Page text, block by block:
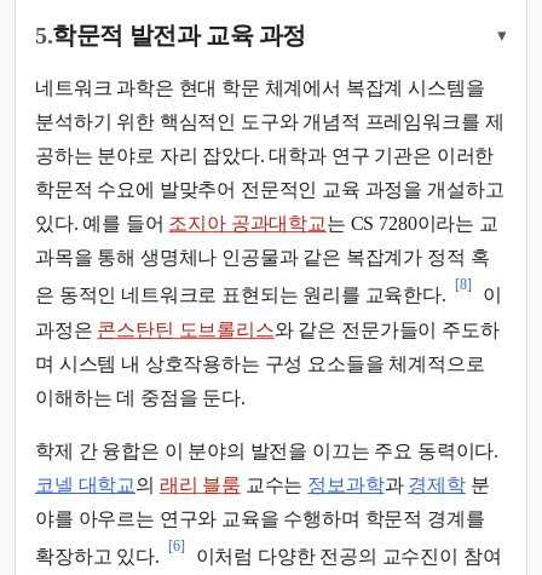
5.학문적 발전과 교육 과정 ▾
네트워크 과학은 현대 학문 체계에서 복잡계 시스템을
분석하기 위한 핵심적인 도구와 개념적 프레임워크를 제
공하는 분야로 자리 잡았다. 대학과 연구 기관은 이러한
학문적 수요에 발맞추어 전문적인 교육 과정을 개설하고
있다. 예를 들어 조지아 공과대학교는 CS 7280이라는 교
과목을 통해 생명체나 인공물과 같은 복잡계가 정적 혹
은 동적인 네트워크로 표현되는 원리를 교육한다.
[8]
이
과정은 콘스탄틴 도브롤리스와 같은 전문가들이 주도하
며 시스템 내 상호작용하는 구성 요소들을 체계적으로
이해하는 데 중점을 둔다.
학제 간 융합은 이 분야의 발전을 이끄는 주요 동력이다.
코넬 대학교의 래리 블룸 교수는 정보과학과 경제학분
야를 아우르는 연구와 교육을 수행하며 학문적 경계를
확장하고 있다.
[6]
이처럼 다양한 전공의 교수진이 참여